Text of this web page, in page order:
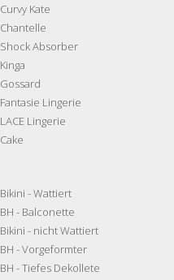
Curvy Kate
Chantelle
Shock Absorber
Kinga
Gossard
Fantasie Lingerie
LACE Lingerie
Cake
Bikini - Wattiert
BH - Balconette
Bikini - nicht Wattiert
BH - Vorgeformter
BH - Tiefes Dekollete